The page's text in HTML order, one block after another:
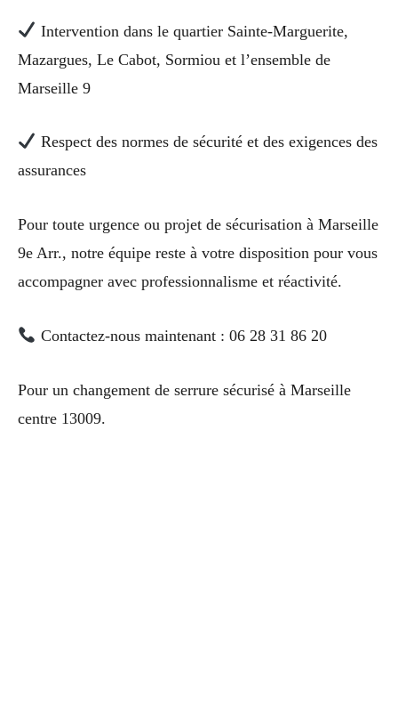
Intervention dans le quartier Sainte-Marguerite,
Mazargues, Le Cabot, Sormiou et l’ensemble de
Marseille 9
Respect des normes de sécurité et des exigences des
assurances
Pour toute urgence ou projet de sécurisation à Marseille
9e Arr., notre équipe reste à votre disposition pour vous
accompagner avec professionnalisme et réactivité.
Contactez-nous maintenant : 06 28 31 86 20
Pour un changement de serrure sécurisé à Marseille
centre 13009.